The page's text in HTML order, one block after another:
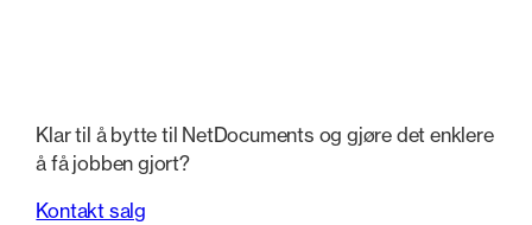
Klar til å bytte til NetDocuments og gjøre det enklere
å få jobben gjort?
Kontakt salg